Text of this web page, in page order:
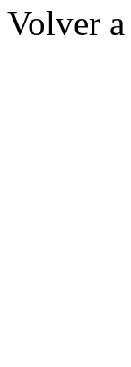
Volver a